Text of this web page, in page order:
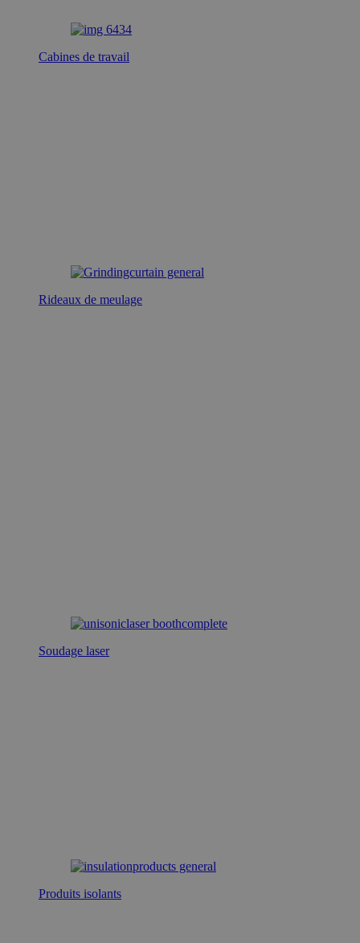
Cabines de travail
Rideaux de meulage
Soudage laser
Produits isolants